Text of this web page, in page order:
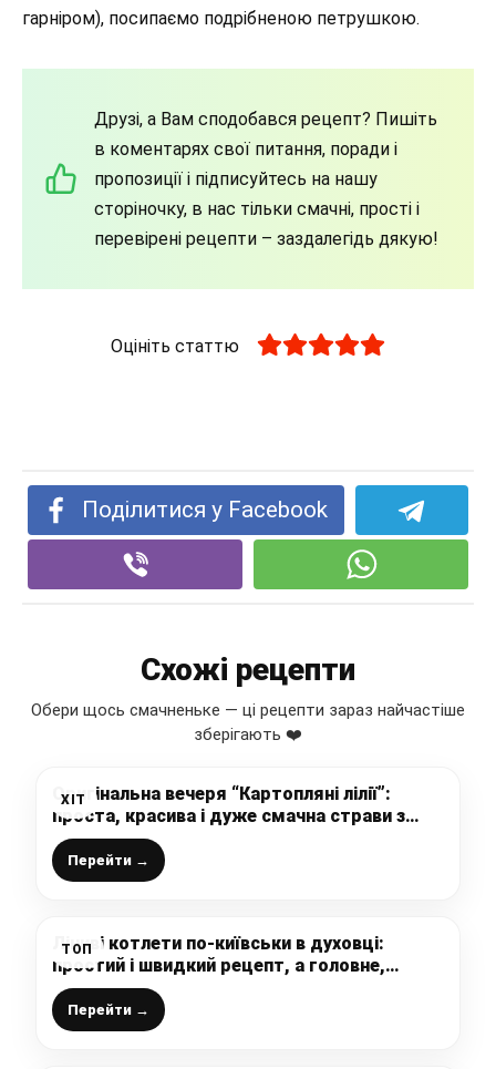
гарніром), посипаємо подрібненою петрушкою.
Друзі, а Вам сподобався рецепт? Пишіть
в коментарях свої питання, поради і
пропозиції і підписуйтесь на нашу
сторіночку, в нас тільки смачні, прості і
перевірені рецепти – заздалегідь дякую!
Оцініть статтю
Поділитися у Facebook
Схожі рецепти
Обери щось смачненьке — ці рецепти зараз найчастіше
зберігають ❤️
ХІТ
Оригінальна вечеря “Картопляні лілії”:
проста, красива і дуже смачна страви з
фаршу і картоплі
Перейти →
ТОП
Ліниві котлети по-київськи в духовці:
простий і швидкий рецепт, а головне,
смачний
Перейти →